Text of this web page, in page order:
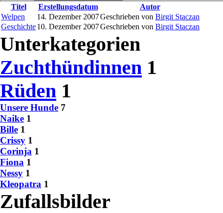
Titel
Erstellungsdatum
Autor
Welpen
14. Dezember 2007Geschrieben von Birgit Staczan
Geschichte10. Dezember 2007Geschrieben von Birgit Staczan
Unterkategorien
Zuchthündinnen 1
Rüden 1
Unsere Hunde 7
Naike 1
Bille 1
Crissy 1
Corinja 1
Fiona 1
Nessy 1
Kleopatra 1
Zufallsbilder